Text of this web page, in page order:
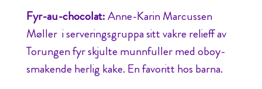
Fyr-au-chocolat:Anne-Karin Marcussen
Møller i serveringsgruppa sitt vakre relieff av
Torungen fyr skjulte munnfuller med oboy-
smakende herlig kake. En favoritt hos barna.